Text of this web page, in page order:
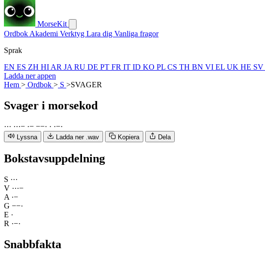
MorseKit
Ordbok Akademi Verktyg Lara dig Vanliga fragor
Sprak
EN ES ZH HI AR JA RU DE PT FR IT ID KO PL CS TH BN VI EL UK HE SV
Ladda ner appen
Hem > Ordbok > S >SVAGER
Svager i morsekod
··· ···− ·− −−· · ·−·
Lyssna Ladda ner .wav Kopiera Dela
Bokstavsuppdelning
S ···
V ···−
A ·−
G −−·
E ·
R ·−·
Snabbfakta